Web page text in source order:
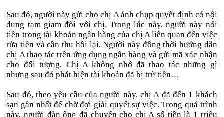
Sau đó, người này gửi cho chị A ảnh chụp quyết định có nội
dung tạm giam đối với chị. Trong lúc này, người này nói
tiền trong tài khoản ngân hàng của chị A liên quan đến việc
rửa tiền và cần thu hồi lại. Người này đồng thời hướng dẫn
chị A thao tác trên ứng dụng ngân hàng và gửi mã xác nhận
cho đối tượng. Chị A không nhớ đã thao tác những gì
nhưng sau đó phát hiện tài khoản đã bị trừ tiền…
Sau đó, theo yêu cầu của người này, chị A đã đến 1 khách
sạn gần nhất để chờ đợi giải quyết sự việc. Trong quá trình
này, người đàn ông đã chuyển cho chị A số tiền là 1 triệu